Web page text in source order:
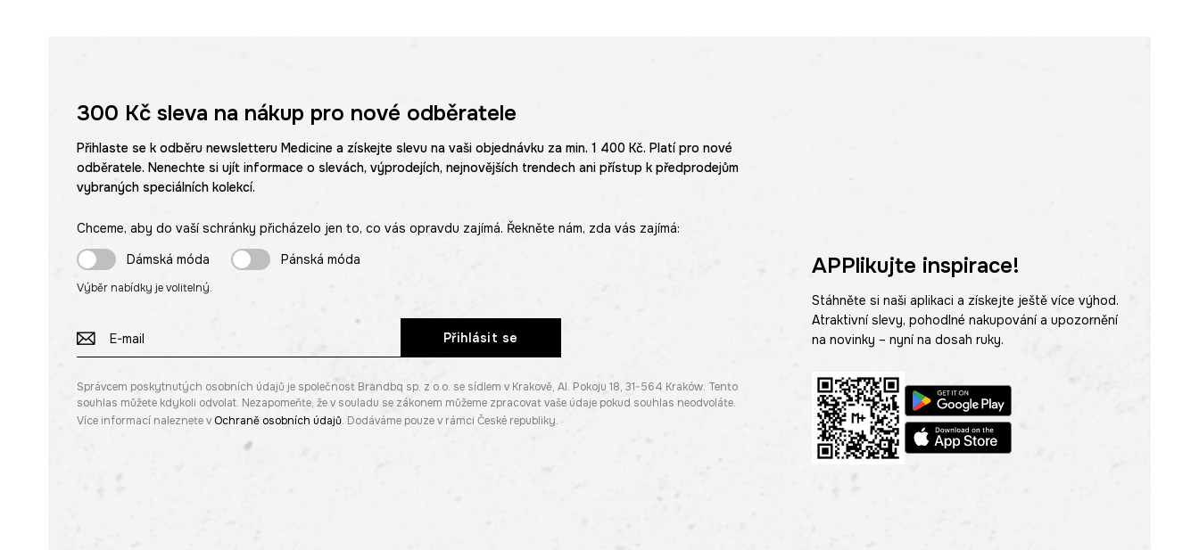
300 Kčsleva na nákup pro nové odběratele
Přihlaste se k odběru newsletteru Medicine a získejte slevu na vaši objednávku za min. 1 400 Kč. Platí pro nové
odběratele. Nenechte si ujít informace o slevách, výprodejích, nejnovějších trendech ani přístup k předprodejům
vybraných speciálních kolekcí.
Chceme, aby do vaší schránky přicházelo jen to, co vás opravdu zajímá. Řekněte nám, zda vás zajímá:
Dámská móda
Pánská móda
Výběr nabídky je volitelný.
Přihlásit se
Správcem poskytnutých osobních údajů je společnost Brandbq sp. z o.o. se sídlem v Krakově, Al. Pokoju 18, 31-564 Kraków. Tento
souhlas můžete kdykoli odvolat. Nezapomeňte, že v souladu se zákonem můžeme zpracovat vaše údaje pokud souhlas neodvoláte.
Více informací naleznete v Ochraně osobních údajů. Dodáváme pouze v rámci České republiky.
APPlikujte inspirace!
Stáhněte si naši aplikaci a získejte ještě více výhod.
Atraktivní slevy, pohodlné nakupování a upozornění
na novinky – nyní na dosah ruky.